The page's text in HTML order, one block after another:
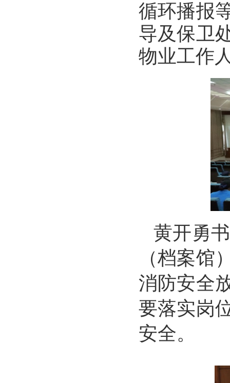
循环播报
导及保卫
物业工作
黄开勇
（档案馆
消防安全
要落实岗
安全。